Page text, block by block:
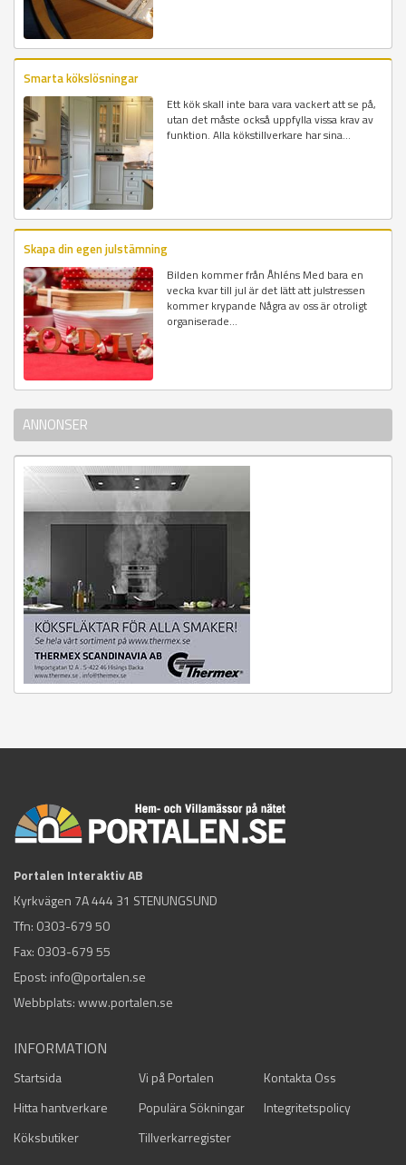
Smarta kökslösningar
Ett kök skall inte bara vara vackert att se på,
utan det måste också uppfylla vissa krav av
funktion. Alla kökstillverkare har sina...
Skapa din egen julstämning
Bilden kommer från Åhléns Med bara en
vecka kvar till jul är det lätt att julstressen
kommer krypande Några av oss är otroligt
organiserade...
ANNONSER
Portalen Interaktiv AB
Kyrkvägen 7A 444 31 STENUNGSUND
Tfn: 0303-679 50
Fax: 0303-679 55
Epost: info@portalen.se
Webbplats: www.portalen.se
INFORMATION
Startsida Vi på Portalen
Kontakta Oss
Hitta hantverkare
Populära Sökningar
Integritetspolicy
Köksbutiker
Tillverkarregister